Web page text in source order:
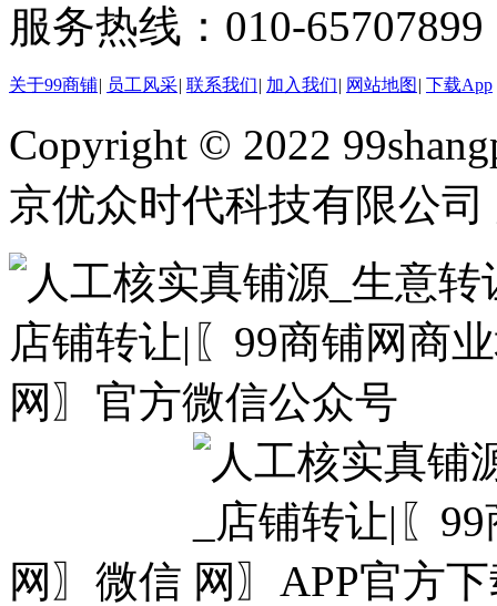
服务热线：010-
关于99商铺| 员工风采| 联系我们| 加入我们| 网站地图 | 下载App
Copyright © 2022
京优众时代科技有限公
网〗微信